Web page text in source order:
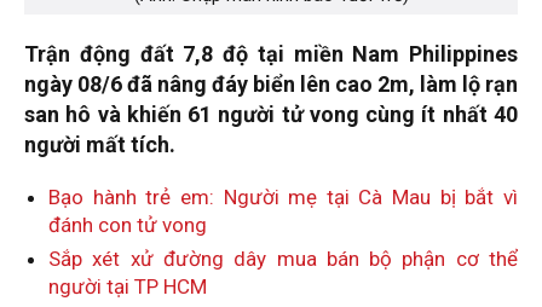
Trận động đất 7,8 độ tại miền Nam Philippines
ngày 08/6 đã nâng đáy biển lên cao 2m, làm lộ rạn
san hô và khiến 61 người tử vong cùng ít nhất 40
người mất tích.
Bạo hành trẻ em: Người mẹ tại Cà Mau bị bắt vì
đánh con tử vong
Sắp xét xử đường dây mua bán bộ phận cơ thể
người tại TP HCM